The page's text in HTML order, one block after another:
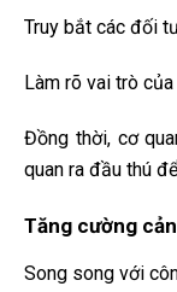
Truy bắt các đối
Làm rõ vai trò
Đồng thời, cơ
quan ra đầu thú
Tăng cường
Song song với